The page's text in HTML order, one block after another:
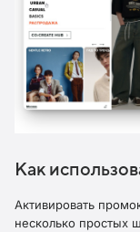
Как
Активировать
несколько простых